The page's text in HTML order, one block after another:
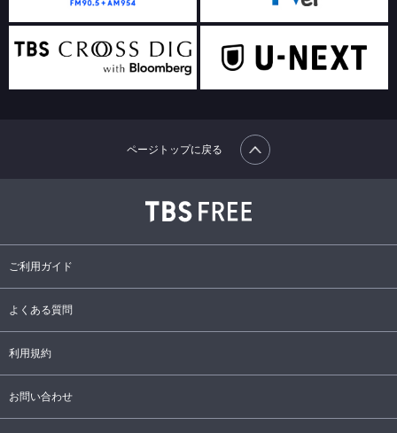
ご利用ガイド
よくある質問
利用規約
お問い合わせ
ページトップに戻る